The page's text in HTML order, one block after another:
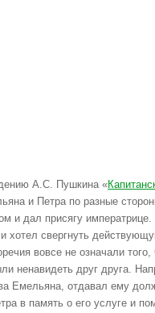
А.С. Пушкина «
и Петра по разные
и дал присягу императрице.
хотел свергнуть
вовсе не означали
ненавидеть друг друга.
Емельяна, отдавал ему
в память о его услуге и